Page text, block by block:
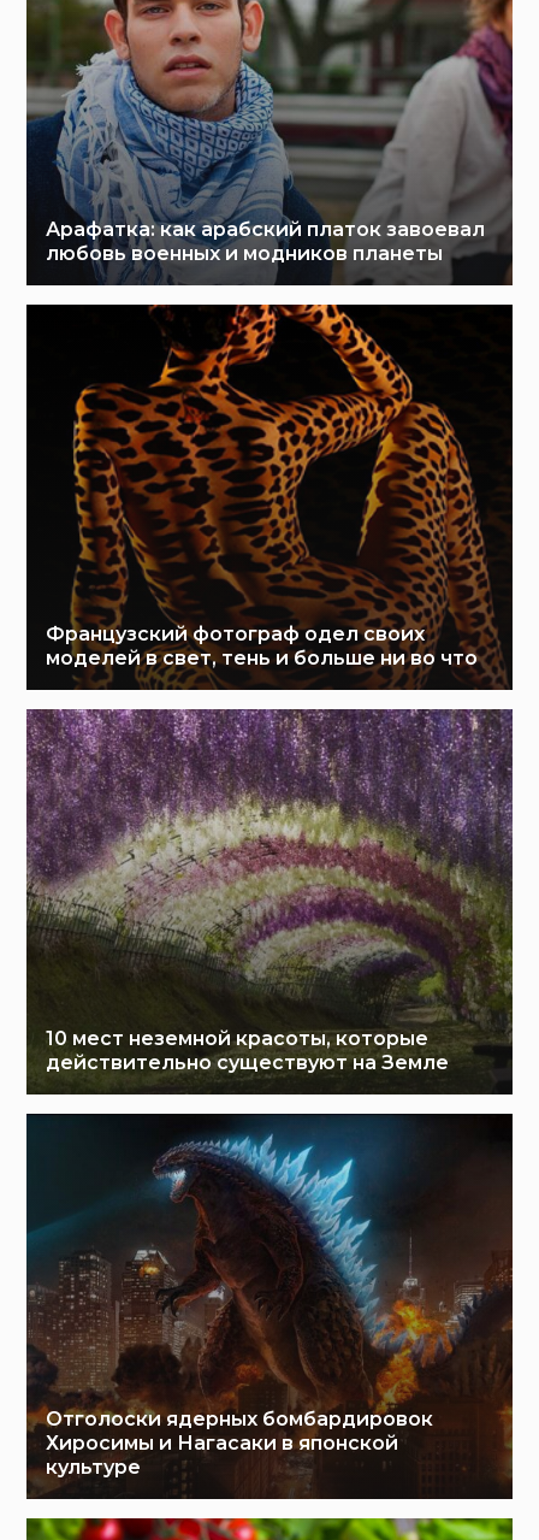
Арафатка: как арабский платок завоевал
любовь военных и модников планеты
Французский фотограф одел своих
моделей в свет, тень и больше ни во что
10 мест неземной красоты, которые
действительно существуют на Земле
Отголоски ядерных бомбардировок
Хиросимы и Нагасаки в японской
культуре